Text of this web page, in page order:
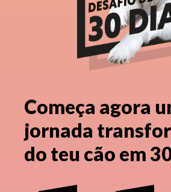
Começa agora
jornada
do teu cão em